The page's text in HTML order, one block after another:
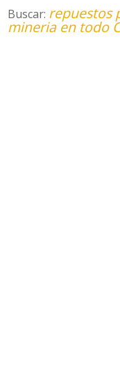
Buscar: repuestos
mineria en todo